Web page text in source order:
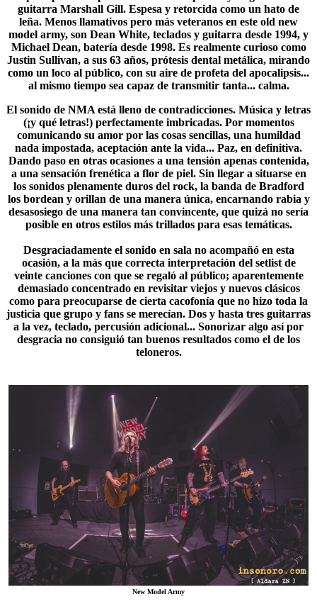
guitarra Marshall Gill. Espesa y retorcida como un hato de
leña. Menos llamativos pero más veteranos en este old new
model army, son Dean White, teclados y guitarra desde 1994, y
Michael Dean, batería desde 1998. Es realmente curioso como
Justin Sullivan, a sus 63 años, prótesis dental metálica, mirando
como un loco al público, con su aire de profeta del apocalipsis...
al mismo tiempo sea capaz de transmitir tanta... calma.
El sonido de NMA está lleno de contradicciones. Música y letras
(¡y qué letras!) perfectamente imbricadas. Por momentos
comunicando su amor por las cosas sencillas, una humildad
nada impostada, aceptación ante la vida... Paz, en definitiva.
Dando paso en otras ocasiones a una tensión apenas contenida,
a una sensación frenética a flor de piel. Sin llegar a situarse en
los sonidos plenamente duros del rock, la banda de Bradford
los bordean y orillan de una manera única, encarnando rabia y
desasosiego de una manera tan convincente, que quizá no sería
posible en otros estilos más trillados para esas temáticas.
Desgraciadamente el sonido en sala no acompañó en esta
ocasión, a la más que correcta interpretación del setlist de
veinte canciones con que se regaló al público; aparentemente
demasiado concentrado en revisitar viejos y nuevos clásicos
como para preocuparse de cierta cacofonía que no hizo toda la
justicia que grupo y fans se merecían. Dos y hasta tres guitarras
a la vez, teclado, percusión adicional... Sonorizar algo así por
desgracia no consiguió tan buenos resultados como el de los
teloneros.
New Model Army